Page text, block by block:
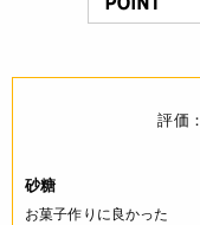
評価：
砂糖
お菓子作りに良かった